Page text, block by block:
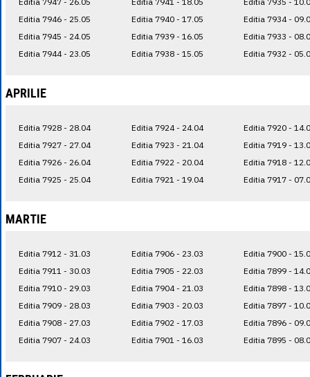
Editia 7946 - 25.05
Editia 7945 - 24.05
Editia 7944 - 23.05
Editia 7940 - 17.05
Editia 7939 - 16.05
Editia 7938 - 15.05
Editia 7934 -
Editia 7933 -
Editia 7932 -
APRILIE
Editia 7928 - 28.04
Editia 7927 - 27.04
Editia 7926 - 26.04
Editia 7925 - 25.04
Editia 7924 - 24.04
Editia 7923 - 21.04
Editia 7922 - 20.04
Editia 7921 - 19.04
Editia 7920 -
Editia 7919 -
Editia 7918 -
Editia 7917 -
MARTIE
Editia 7912 - 31.03
Editia 7911 - 30.03
Editia 7910 - 29.03
Editia 7909 - 28.03
Editia 7908 - 27.03
Editia 7907 - 24.03
Editia 7906 - 23.03
Editia 7905 - 22.03
Editia 7904 - 21.03
Editia 7903 - 20.03
Editia 7902 - 17.03
Editia 7901 - 16.03
Editia 7900 -
Editia 7899 -
Editia 7898 -
Editia 7897 -
Editia 7896 -
Editia 7895 -